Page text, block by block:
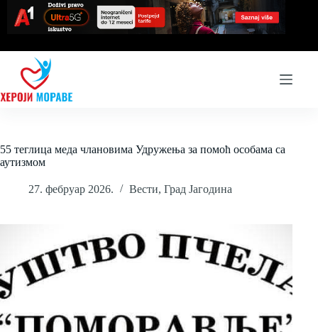
content
55 теглица меда члановима Удружења за помоћ особама са
аутизмом
27. фебруар 2026. Вести, Град Јагодина